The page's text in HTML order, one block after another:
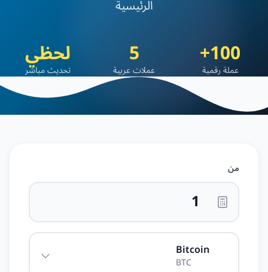
الرئيسية
100+
عملة رقمية 5
عملات عربية لحظي
تحديث مباشر
من
Bitcoin
BTC